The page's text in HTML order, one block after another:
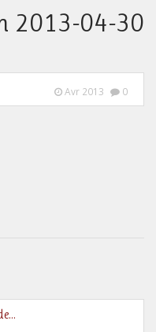
2013-04-30
Avr 2013 0